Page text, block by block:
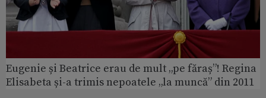
Eugenie și Beatrice erau de mult „pe făraș”! Regina
Elisabeta și-a trimis nepoatele „la muncă” din 2011